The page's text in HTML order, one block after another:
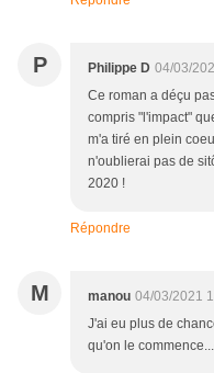
P Philippe D 04/03/
Ce roman a déçu
compris "l'impact"
m'a tiré en plein
n'oublierai pas de
2020 !
Répondre
M manou 04/03/2021
J'ai eu plus de
qu'on le